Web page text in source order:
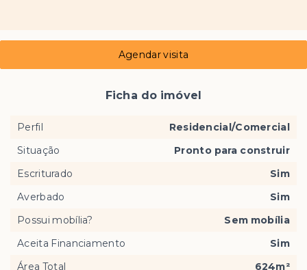
Agendar visita
Ficha do imóvel
Perfil
Residencial/Comercial
Situação
Pronto para construir
Escriturado
Sim
Averbado
Sim
Possui mobília?
Sem mobília
Aceita Financiamento
Sim
Área Total
624m²